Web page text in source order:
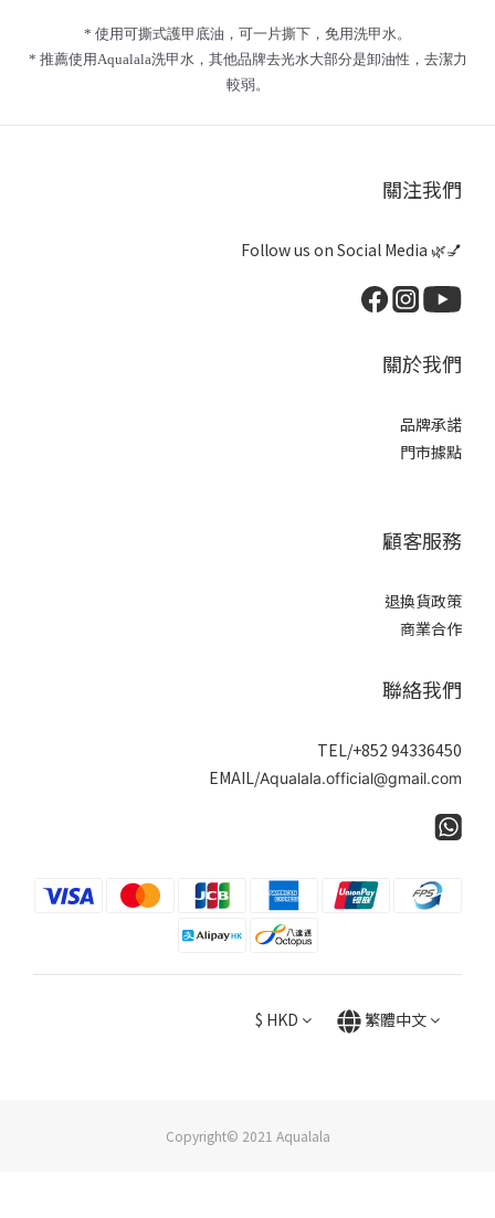
* 使用可撕式護甲底油，可一片撕下，免用洗甲水。
* 推薦使用Aqualala洗甲水，其他品牌去光水大部分是卸油性，去潔力
較弱。
關注我們
Follow us on Social Media 🌿💅
關於我們
品牌承諾
門市據點
顧客服務
退換貨政策
商業合作
聯絡我們
TEL/+852 94336450
EMAIL/Aqualala.official@gmail.com
$ HKD 繁體中文
Copyright© 2021 Aqualala